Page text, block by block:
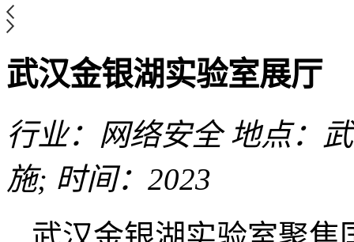
武汉金银湖实验室展厅
行业：网络安全 地点：
施; 时间：2023